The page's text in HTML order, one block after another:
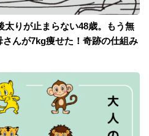
太りが止まらない48歳。もう無
んが7kg痩せた！奇跡の仕組み